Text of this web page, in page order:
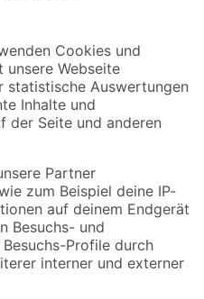
Aktionen mehr verpassen!
Versandarten